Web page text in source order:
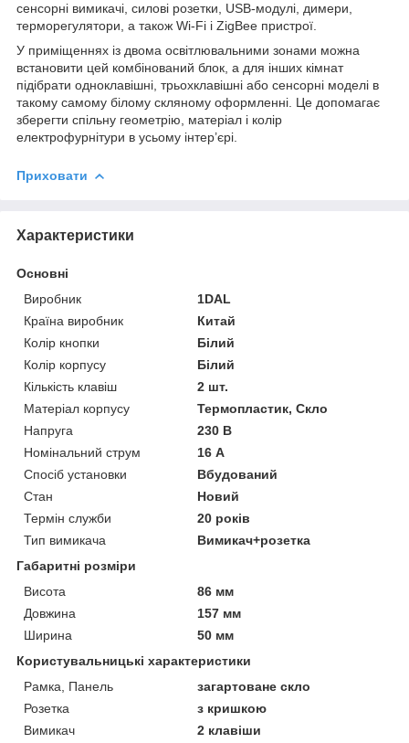
сенсорні вимикачі, силові розетки, USB-модулі, димери,
терморегулятори, а також Wi-Fi і ZigBee пристрої.
У приміщеннях із двома освітлювальними зонами можна
встановити цей комбінований блок, а для інших кімнат
підібрати одноклавішні, трьохклавішні або сенсорні моделі в
такому самому білому скляному оформленні. Це допомагає
зберегти спільну геометрію, матеріал і колір
електрофурнітури в усьому інтер’єрі.
Приховати
Характеристики
Основні
Виробник
1DAL
Країна виробник
Китай
Колір кнопки
Білий
Колір корпусу
Білий
Кількість клавіш
2 шт.
Матеріал корпусу
Термопластик, Скло
Напруга
230 В
Номінальний струм
16 А
Спосіб установки
Вбудований
Стан
Новий
Термін служби
20 років
Тип вимикача
Вимикач+розетка
Габаритні розміри
Висота
86 мм
Довжина
157 мм
Ширина
50 мм
Користувальницькі характеристики
Рамка, Панель
загартоване скло
Розетка
з кришкою
Вимикач
2 клавіши